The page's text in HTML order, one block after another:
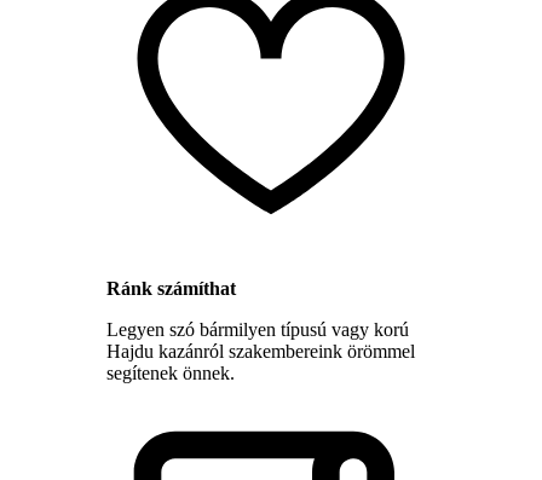
Ránk számíthat
Legyen szó bármilyen típusú vagy korú
Hajdu kazánról szakembereink örömmel
segítenek önnek.